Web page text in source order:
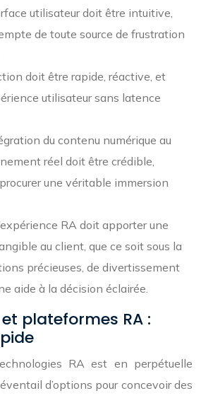
utilisateur doit être intuitive,
de toute source de frustration
doit être rapide, réactive, et
utilisateur sans latence
du contenu numérique au
réel doit être crédible,
une véritable immersion
RA doit apporter une
au client, que ce soit sous la
précieuses, de divertissement
aide à la décision éclairée.
plateformes RA :
RA est en perpétuelle
d’options pour concevoir des